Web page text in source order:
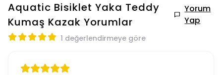
Aquatic Bisiklet Yaka Teddy
Kumaş Kazak Yorumlar
Yorum
Yap
1 değerlendirmeye göre